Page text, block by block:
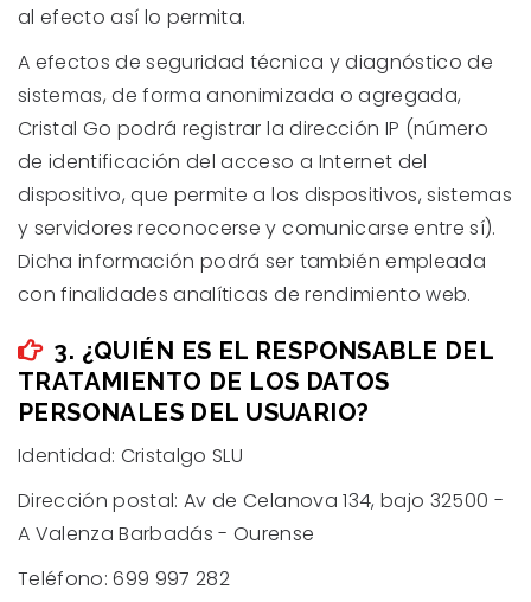
al efecto así lo permita.
A efectos de seguridad técnica y diagnóstico de
sistemas, de forma anonimizada o agregada,
Cristal Go podrá registrar la dirección IP (número
de identificación del acceso a Internet del
dispositivo, que permite a los dispositivos, sistemas
y servidores reconocerse y comunicarse entre sí).
Dicha información podrá ser también empleada
con finalidades analíticas de rendimiento web.
3. ¿QUIÉN ES EL RESPONSABLE DEL
TRATAMIENTO DE LOS DATOS
PERSONALES DEL USUARIO?
Identidad: Cristalgo SLU
Dirección postal: Av de Celanova 134, bajo 32500 -
A Valenza Barbadás - Ourense
Teléfono: 699 997 282